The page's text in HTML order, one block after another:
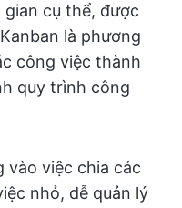
cụ thể, được
là phương
công việc thành
quy trình công
vào việc chia các
nhỏ, dễ quản lý